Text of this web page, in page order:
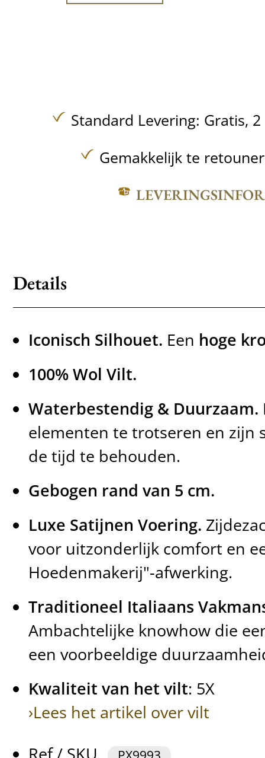
Standard Levering: Gratis,
Gemakkelijk te
Details
Iconisch Silhouet. Een hoge
100% Wol Vilt.
Waterbestendig & Duurzaam.
elementen te trotseren en zijn
de tijd te behouden.
Gebogen rand van 5 cm.
Luxe Satijnen Voering.
voor uitzonderlijk comfort en
Hoedenmakerij"-afwerking.
Traditioneel Italiaans
Ambachtelijke knowhow die
een voorbeeldige
Kwaliteit van het vilt: 5X
›Lees het artikel over vilt